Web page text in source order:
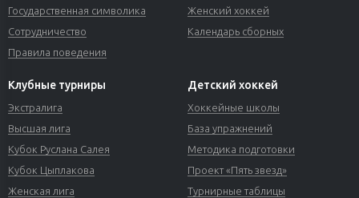
Государственная символика
Сотрудничество
Правила поведения
Женский хоккей
Календарь сборных
Клубные турниры
Экстралига
Высшая лига
Кубок Руслана Салея
Кубок Цыплакова
Женская лига
Детский хоккей
Хоккейные школы
База упражнений
Методика подготовки
Проект «Пять звезд»
Турнирные таблицы